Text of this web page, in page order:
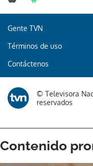
Gente TVN
Términos de uso
Contáctenos
© Televisora
reservados